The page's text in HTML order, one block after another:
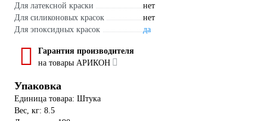
Для латексной краски
нет
Для силиконовых красок
нет
Для эпоксидных красок
да
Гарантия производителя
на товары АРИКОН
Упаковка
Единица товара: Штука
Вес, кг: 8.5